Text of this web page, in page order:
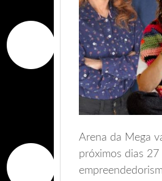
Arena da Mega
próximos dias